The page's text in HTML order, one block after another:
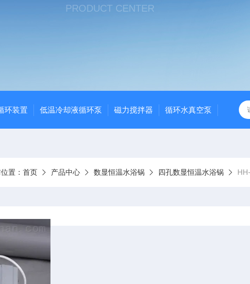
PRODUCT CENTER
环装置 低温冷却液循环泵 磁力搅拌器 循环水真空泵
置：首页 产品中心 数显恒温水浴锅 四孔数显恒温水浴锅